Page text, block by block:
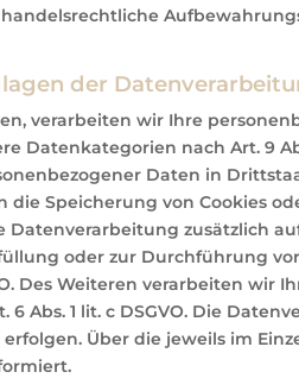
der
verarbeiten wir Ihre
Datenkategorien nach Art. 9
Daten in
die Speicherung von Cookies
zusätzlich auf
oder zur Durchführung
Des Weiteren verarbeiten
Abs. 1 lit. c DSGVO. Die
erfolgen. Über die jeweils im